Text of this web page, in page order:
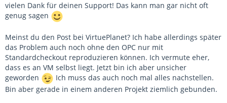
vielen Dank für deinen Support! Das kann man gar nicht oft
genug sagen
Meinst du den Post bei VirtuePlanet? Ich habe allerdings später
das Problem auch noch ohne den OPC nur mit
Standardcheckout reproduzieren können. Ich vermute eher,
dass es an VM selbst liegt. Jetzt bin ich aber unsicher
geworden
Ich muss das auch noch mal alles nachstellen.
Bin aber gerade in einem anderen Projekt ziemlich gebunden.